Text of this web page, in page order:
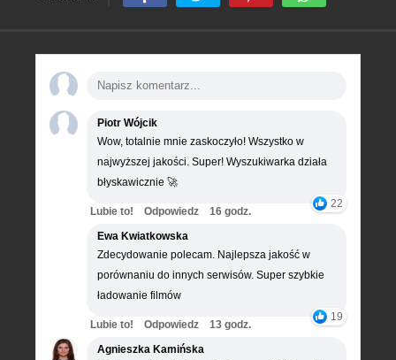
Piotr Wójcik
Wow, totalnie mnie zaskoczyło! Wszystko w
najwyższej jakości. Super! Wyszukiwarka działa
błyskawicznie 🚀
22
Lubie to! Odpowiedz
16 godz.
Ewa Kwiatkowska
Zdecydowanie polecam. Najlepsza jakość w
porównaniu do innych serwisów. Super szybkie
ładowanie filmów
19
Lubie to! Odpowiedz
13 godz.
Agnieszka Kamińska